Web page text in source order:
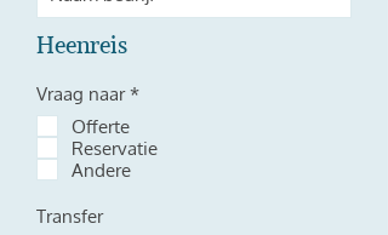
Heenreis
Vraag naar *V
e
Offerte
Reservatie
Andere
Transfer